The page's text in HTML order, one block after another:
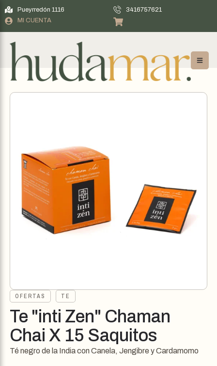
Pueyrredón 1116
3416757621
MI CUENTA
OFERTAS TE
Te "inti Zen" Chaman
Chai X 15 Saquitos
Té negro de la India con Canela, Jengibre y Cardamomo